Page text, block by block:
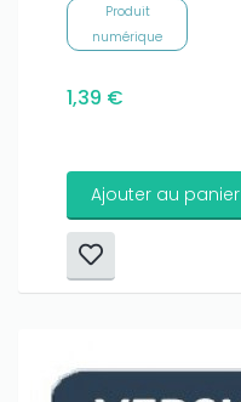
Produit
numérique
1,39 €
Ajouter au panier